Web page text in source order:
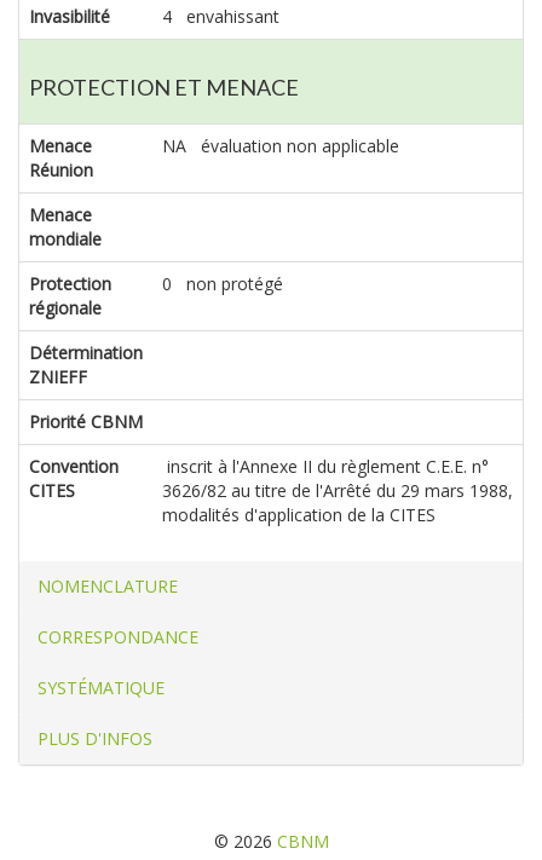
Invasibilité 4 envahissant
PROTECTION ET MENACE
Menace
Réunion
NA évaluation non applicable
Menace
mondiale
Protection
régionale
0 non protégé
Détermination
ZNIEFF
Priorité CBNM
Convention
CITES
inscrit à l'Annexe II du règlement C.E.E. n°
3626/82 au titre de l'Arrêté du 29 mars 1988,
modalités d'application de la CITES
NOMENCLATURE
CORRESPONDANCE
SYSTÉMATIQUE
PLUS D'INFOS
© 2026 CBNM